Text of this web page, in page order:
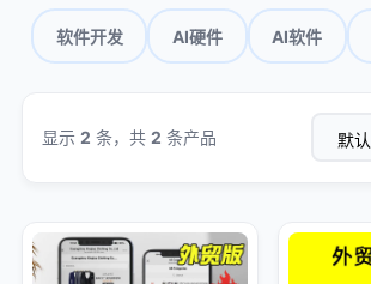
软件开发 AI硬件 AI软件
显示 2 条，共 2 条产品